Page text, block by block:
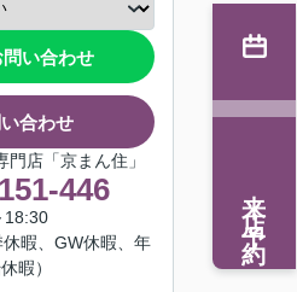
い合わせ
合わせ
店「京まん住」
446
18:30
休暇、GW休暇、年
暇）
来店予約